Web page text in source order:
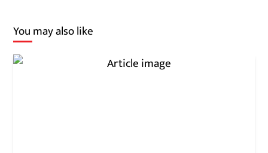
You may also like